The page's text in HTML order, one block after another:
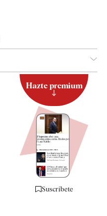
Hazte premium
Suscríbete